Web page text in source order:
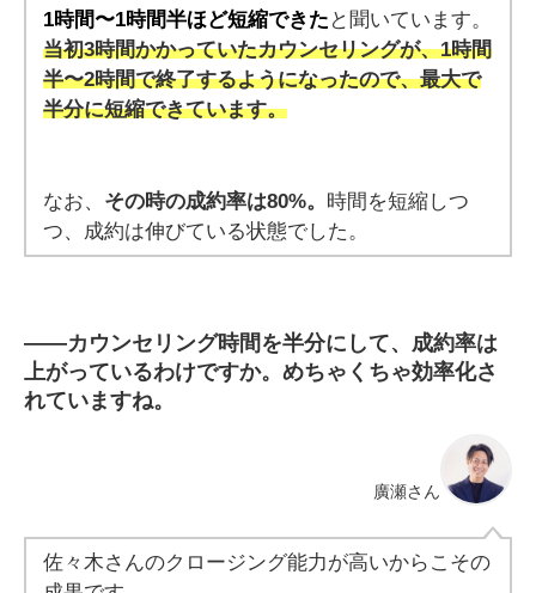
1時間〜1時間半ほど短縮できた と聞いています。
当初3時間かかっていたカウンセリングが、1時間
半〜2時間で終了するようになったので、最大で
半分に短縮できています。
なお、 その時の成約率は80%。 時間を短縮しつ
つ、成約は伸びている状態でした。
――カウンセリング時間を半分にして、成約率は
上がっているわけですか。めちゃくちゃ効率化さ
れていますね。
廣瀬さん
佐々木さんのクロージング能力が高いからこその